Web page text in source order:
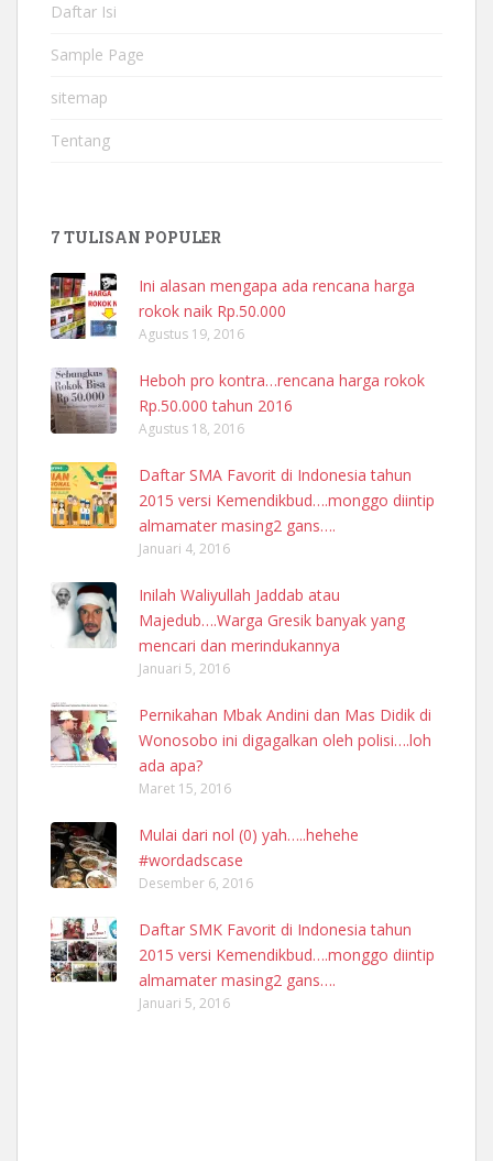
Daftar Isi
Sample Page
sitemap
Tentang
7 TULISAN POPULER
Ini alasan mengapa ada rencana harga
rokok naik Rp.50.000
Agustus 19, 2016
Heboh pro kontra…rencana harga rokok
Rp.50.000 tahun 2016
Agustus 18, 2016
Daftar SMA Favorit di Indonesia tahun
2015 versi Kemendikbud….monggo diintip
almamater masing2 gans….
Januari 4, 2016
Inilah Waliyullah Jaddab atau
Majedub….Warga Gresik banyak yang
mencari dan merindukannya
Januari 5, 2016
Pernikahan Mbak Andini dan Mas Didik di
Wonosobo ini digagalkan oleh polisi….loh
ada apa?
Maret 15, 2016
Mulai dari nol (0) yah…..hehehe
#wordadscase
Desember 6, 2016
Daftar SMK Favorit di Indonesia tahun
2015 versi Kemendikbud….monggo diintip
almamater masing2 gans….
Januari 5, 2016